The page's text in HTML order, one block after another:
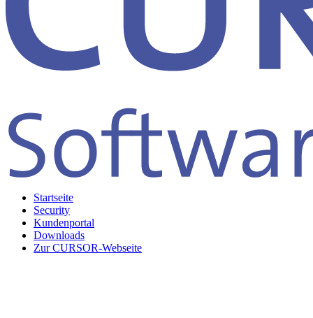
Startseite
Security
Kundenportal
Downloads
Zur CURSOR-Webseite